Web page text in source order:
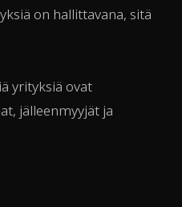
on hallittavana, sitä
yrityksiä ovat
jälleenmyyjät ja